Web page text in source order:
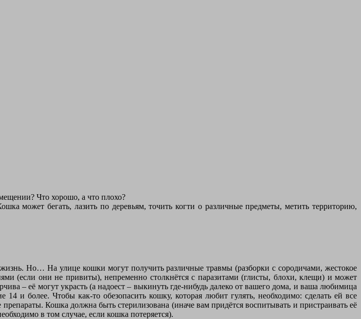
Что хорошо, а что плохо?
может бегать, лазить по деревьям, точить когти о различные предметы, метить территорию,
Но… На улице кошки могут получить различные травмы (разборки с сородичами, жестокое
(если они не привиты), непременно столкнётся с паразитами (глисты, блохи, клещи) и может
– её могут украсть (а надоест – выкинуть где-нибудь далеко от вашего дома, и ваша любимица
и более. Чтобы как-то обезопасить кошку, которая любит гулять, необходимо: сделать ей все
Кошка должна быть стерилизована (иначе вам придётся воспитывать и пристраивать её
в том случае, если кошка потеряется).